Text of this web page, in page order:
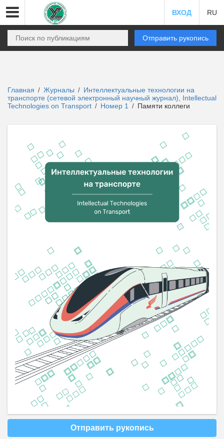
ВХОД RU
Отправить рукопись
Главная / Журналы / Интеллектуальные технологии на
транспорте (сетевой электронный научный журнал), Intellectual
Technologies on Transport / Номер 1 / Памяти коллеги
Отправить рукопись